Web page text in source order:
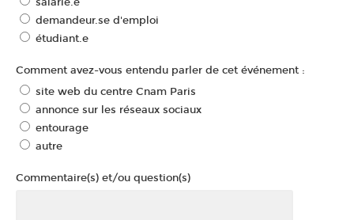
demandeur.se d'emploi
étudiant.e
Comment avez-vous entendu parler de cet événement :
site web du centre Cnam Paris
annonce sur les réseaux sociaux
entourage
autre
Commentaire(s) et/ou question(s)